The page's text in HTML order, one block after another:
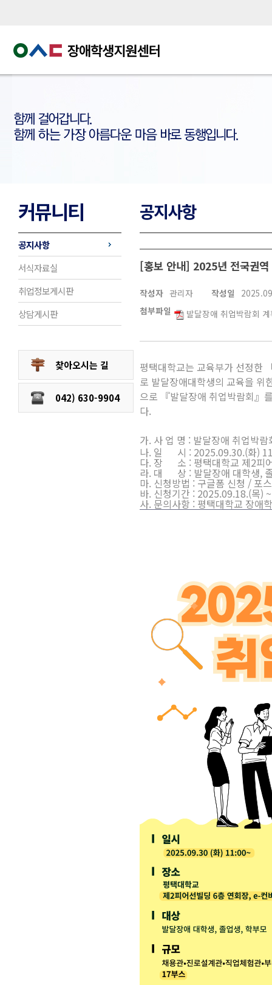
커뮤니티
공지사항
서식자료실
취업정보게시판
상담게시판
찾아오시는 길
042) 630-9904
공지사항
[홍보 안내] 2025년 전국권역
작성자 관리자 작성일
첨부파일
발달장애 취업박람회
평택대학교는 교육부가 선정한
로 발달장애대학생의 교육을 위
으로 『발달장애 취업박람회』
다.
가. 사 업 명 : 발달장애 취업박람
나. 일 시 : 2025.09.30.(화)
다. 장 소 : 평택대학교 제2피
라. 대 상 : 발달장애 대학생,
마. 신청방법 : 구글폼 신청 / 포
바. 신청기간 : 2025.09.18.(목)
사. 문의사항 : 평택대학교 장